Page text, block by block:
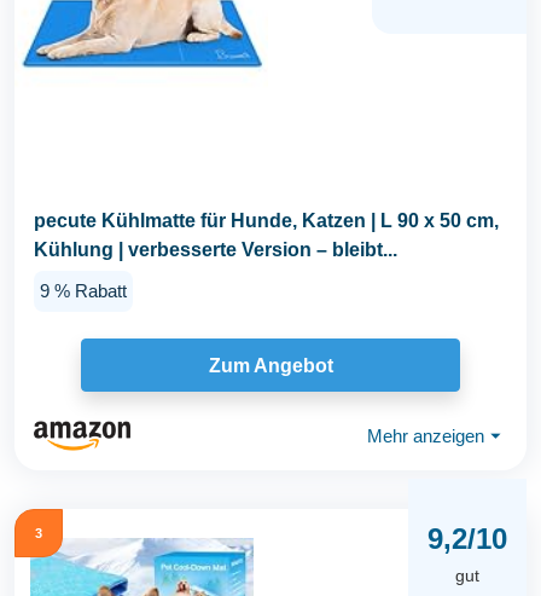
pecute Kühlmatte für Hunde, Katzen | L 90 x 50 cm,
Kühlung | verbesserte Version – bleibt...
9 % Rabatt
Zum Angebot
Mehr anzeigen ⏷
3 9,2/10
gut